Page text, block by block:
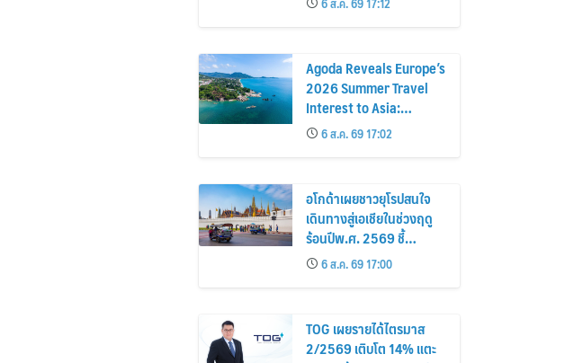
Agoda Reveals Europe’s
2026 Summer Travel
Interest to Asia:
Bangkok, Koh Samui,
and Pattaya Among the
Top Cities
6 ส.ค. 69 17:02
อโกด้าเผยชาวยุโรปสนใจ
เดินทางสู่เอเชียในช่วงฤดู
ร้อนปีพ.ศ. 2569 ชี้
กรุงเทพฯ เกาะสมุย และ
พัทยา ติดอันดับเมืองยอด
นิยม
6 ส.ค. 69 17:00
TOG เผยรายได้ไตรมาส
2/2569 เติบโต 14% แตะ